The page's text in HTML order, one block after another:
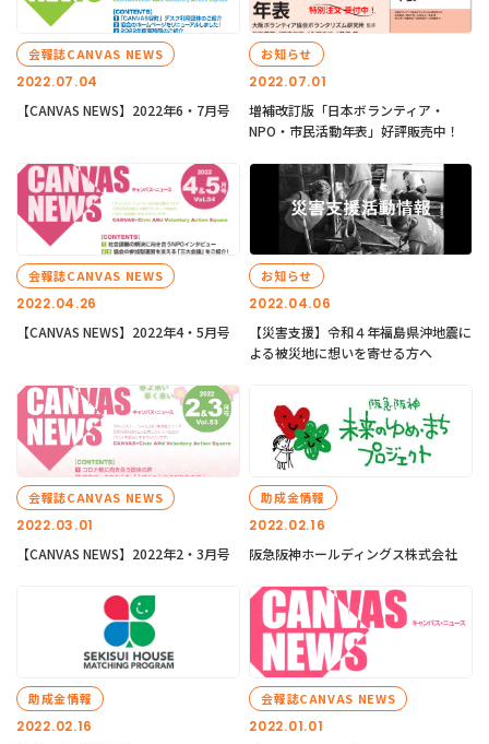
2022.07.04
会報誌CANVAS NEWS
【CANVAS NEWS】2022年6・7月号
2022.07.01
お知らせ
増補改訂版「日本ボランティア・
NPO・市民活動年表」好評販売中！
2022.04.26
会報誌CANVAS NEWS
【CANVAS NEWS】2022年4・5月号
2022.04.06
お知らせ
【災害支援】令和４年福島県沖地震に
よる被災地に想いを寄せる方へ
2022.03.01
会報誌CANVAS NEWS
【CANVAS NEWS】2022年2・3月号
2022.02.16
助成金情報
阪急阪神ホールディングス株式会社
2022.02.16
助成金情報
2022.01.01
会報誌CANVAS NEWS